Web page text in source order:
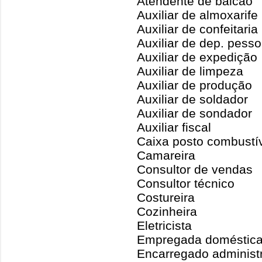
Auxiliar de almoxarife
Auxiliar de confeitaria
Auxiliar de dep.
Auxiliar de expedição
Auxiliar de limpeza
Auxiliar de produção
Auxiliar de soldador
Auxiliar de sondador
Auxiliar fiscal
Caixa posto
Camareira
Consultor de vendas
Consultor técnico
Costureira
Cozinheira
Eletricista
Empregada
Encarregado